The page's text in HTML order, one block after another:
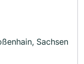
Sachsen